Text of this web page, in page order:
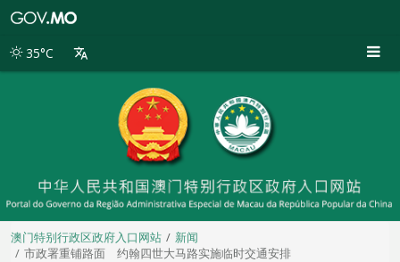
别
35°C
澳门特别行政区政府入口网站
新闻
市政署重铺路面 约翰四世大马路实施临时交通安排